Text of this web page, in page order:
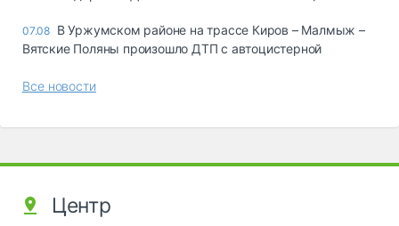
07.08 В Уржумском районе на трассе Киров – Малмыж –
Вятские Поляны произошло ДТП с автоцистерной
Все новости
Центр